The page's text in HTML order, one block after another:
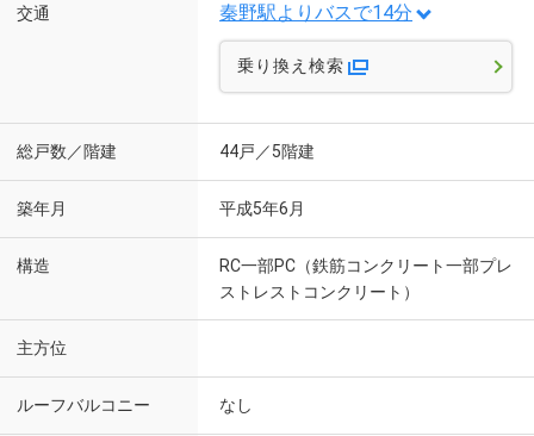
交通 秦野駅よりバスで14分
乗り換え検索
総戸数／階建 44戸／5階建
築年月 平成5年6月
構造
RC一部PC（鉄筋コンクリート一部プレ
ストレストコンクリート）
主方位
ルーフバルコニー なし